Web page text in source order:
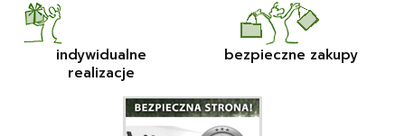
indywidualne
realizacje
bezpieczne zakupy